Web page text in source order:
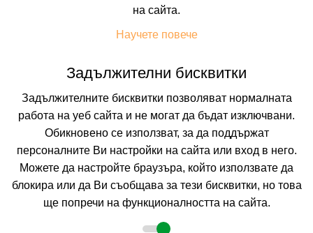
цена от114.01 лв. /58.29 €
КАЛКУЛИРАЙ ЦЕНА
на сайта.
Научете повече
Задължителни бисквитки
Задължителните бисквитки позволяват нормалната
работа на уеб сайта и не могат да бъдат изключвани.
Обикновено се използват, за да поддържат
персоналните Ви настройки на сайта или вход в него.
Можете да настройте браузъра, който използвате да
блокира или да Ви съобщава за тези бисквитки, но това
ще попречи на функционалността на сайта.